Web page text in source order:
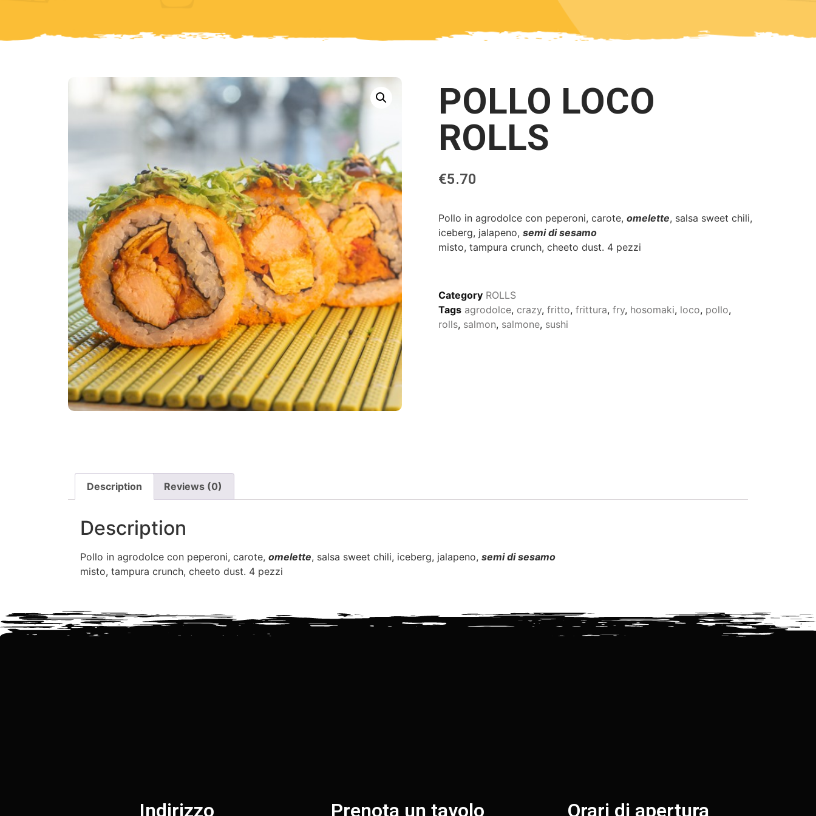
POLLO LOCO
ROLLS
€5.70
Pollo in agrodolce con peperoni, carote, omelette, salsa sweet chili,
iceberg, jalapeno, semi di sesamo
misto, tampura crunch, cheeto dust. 4 pezzi
Category ROLLS
Tags agrodolce, crazy, fritto, frittura, fry, hosomaki, loco, pollo,
rolls, salmon, salmone, sushi
Description Reviews (0)
Description
Pollo in agrodolce con peperoni, carote, omelette, salsa sweet chili, iceberg, jalapeno, semi di sesamo
misto, tampura crunch, cheeto dust. 4 pezzi
Indirizzo Prenota un tavolo Orari di apertura